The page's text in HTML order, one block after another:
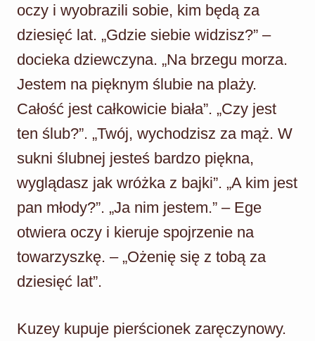
oczy i wyobrazili sobie, kim będą za
dziesięć lat. „Gdzie siebie widzisz?” –
docieka dziewczyna. „Na brzegu morza.
Jestem na pięknym ślubie na plaży.
Całość jest całkowicie biała”. „Czy jest
ten ślub?”. „Twój, wychodzisz za mąż. W
sukni ślubnej jesteś bardzo piękna,
wyglądasz jak wróżka z bajki”. „A kim jest
pan młody?”. „Ja nim jestem.” – Ege
otwiera oczy i kieruje spojrzenie na
towarzyszkę. – „Ożenię się z tobą za
dziesięć lat”.
Kuzey kupuje pierścionek zaręczynowy.